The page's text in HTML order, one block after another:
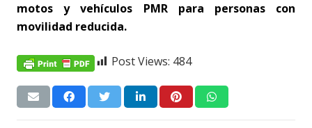
motos y vehículos PMR para personas con
movilidad reducida.
Post Views: 484